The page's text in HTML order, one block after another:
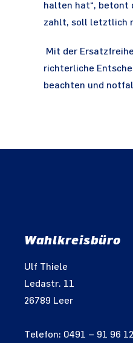
halten hat“, betont
zahlt, soll letztlich
Mit der
richterliche
beachten und
Wahlkreisbüro
Ulf Thiele
Ledastr. 11
26789 Leer
Telefon: 0491 – 91 96